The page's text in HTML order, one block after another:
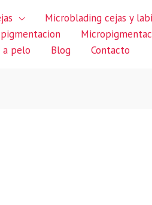
Microblading cejas y
a pelo Blog Contacto